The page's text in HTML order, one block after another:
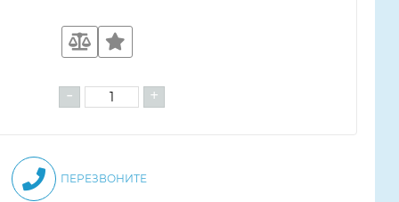
- +
ПЕРЕЗВОНИТЕ